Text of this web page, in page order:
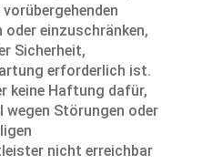
einzuschränken,
Sicherheit,
erforderlich ist.
keine Haftung dafür,
Störungen oder
nicht erreichbar